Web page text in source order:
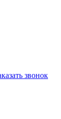
звонок